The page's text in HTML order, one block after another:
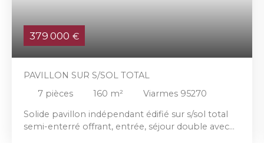
379 000 €
PAVILLON SUR S/SOL TOTAL
7 pièces 160 m²
Viarmes 95270
Solide pavillon indépendant édifié sur s/sol total
semi-enterré offrant, entrée, séjour double avec